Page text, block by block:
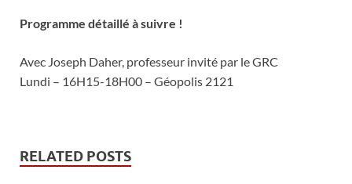
Programme détaillé à suivre !
Avec Joseph Daher, professeur invité par le GRC
Lundi – 16H15-18H00 – Géopolis 2121
RELATED POSTS